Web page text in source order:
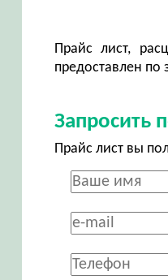
Прайс лист,
предоставлен по
Запросить
Прайс лист вы